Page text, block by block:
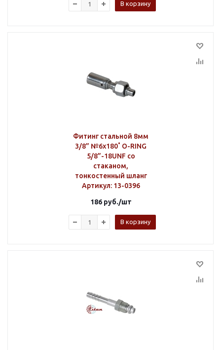
В корзину
Фитинг стальной 8мм
3/8” №6х180˚ O-RING
5/8”-18UNF со
стаканом,
тонкостенный шланг
Артикул: 13-0396
186руб./шт
В корзину